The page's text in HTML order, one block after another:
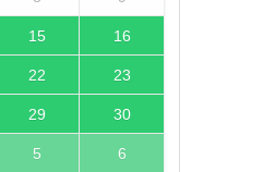
15 16
22 23
29 30
5 6